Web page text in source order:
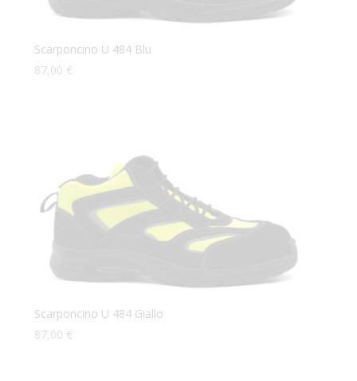
Scarponcino U 484 Blu
87,00 €
Scarponcino U 484 Giallo
87,00 €